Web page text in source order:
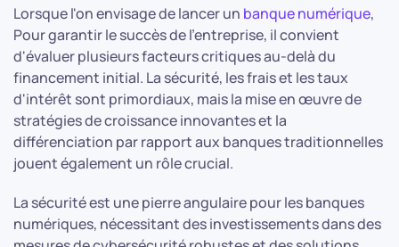
Lorsque l'on envisage de lancer un banque numérique,
Pour garantir le succès de l'entreprise, il convient
d'évaluer plusieurs facteurs critiques au-delà du
financement initial. La sécurité, les frais et les taux
d'intérêt sont primordiaux, mais la mise en œuvre de
stratégies de croissance innovantes et la
différenciation par rapport aux banques traditionnelles
jouent également un rôle crucial.
La sécurité est une pierre angulaire pour les banques
numériques, nécessitant des investissements dans des